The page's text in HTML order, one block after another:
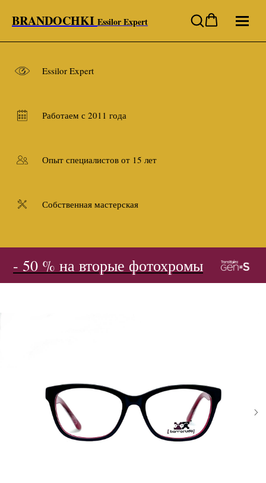
BRANDOCHKI Essilor Expert
Essilor Expert
Работаем с 2011 года
Опыт специалистов от 15 лет
Собственная мастерская
- 50 % на вторые фотохромы